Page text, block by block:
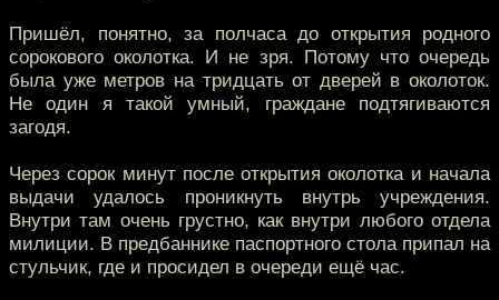
Пришёл, понятно, за полчаса до открытия родного
сорокового околотка. И не зря. Потому что очередь
была уже метров на тридцать от дверей в околоток.
Не один я такой умный, граждане подтягиваются
загодя.
Через сорок минут после открытия околотка и начала
выдачи удалось проникнуть внутрь учреждения.
Внутри там очень грустно, как внутри любого отдела
милиции. В предбаннике паспортного стола припал на
стульчик, где и просидел в очереди ещё час.